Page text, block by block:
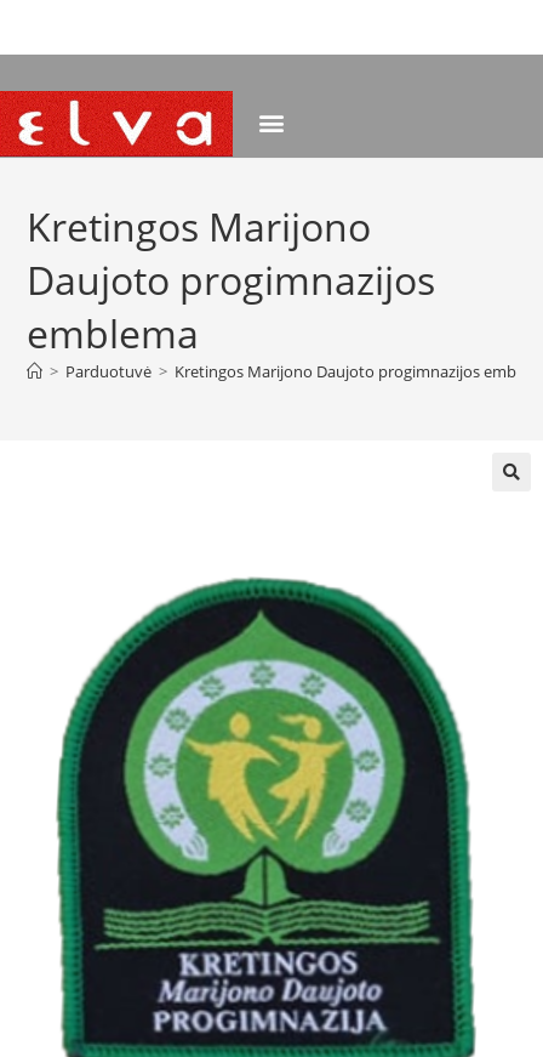
Kretingos Marijono
Daujoto progimnazijos
emblema
> Parduotuvė > Kretingos Marijono Daujoto progimnazijos